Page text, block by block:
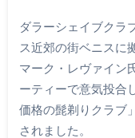
ダラーシェイブクラ
ス近郊の街ベニスに
マーク・レヴァイン
ーティーで意気投合
価格の髭剃りクラブ
されました。